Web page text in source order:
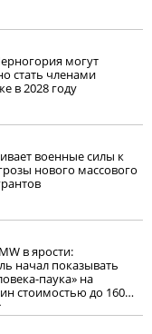
могут
стать членами
в 2028 году
военные силы к
нового массового
в ярости:
начал показывать
паука» на
стоимостью до 160